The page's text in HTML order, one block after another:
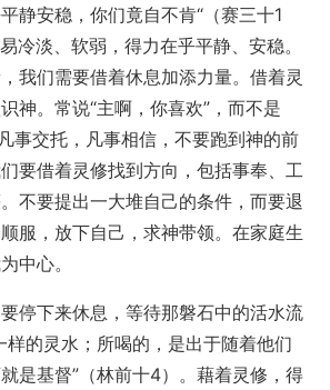
静安稳，你们竟自不肯“（赛三十1
冷淡、软弱，得力在乎平静、安稳。
我们需要借着休息加添力量。借着灵
神。常说“主啊，你喜欢”，而不是
事交托，凡事相信，不要跑到神的前
要借着灵修找到方向，包括事奉、工
不要提出一大堆自己的条件，而要退
服，放下自己，求神带领。在家庭生
中心。
停下来休息，等待那磐石中的活水流
样的灵水；所喝的，是出于随着他们
是基督”（林前十4）。藉着灵修，得